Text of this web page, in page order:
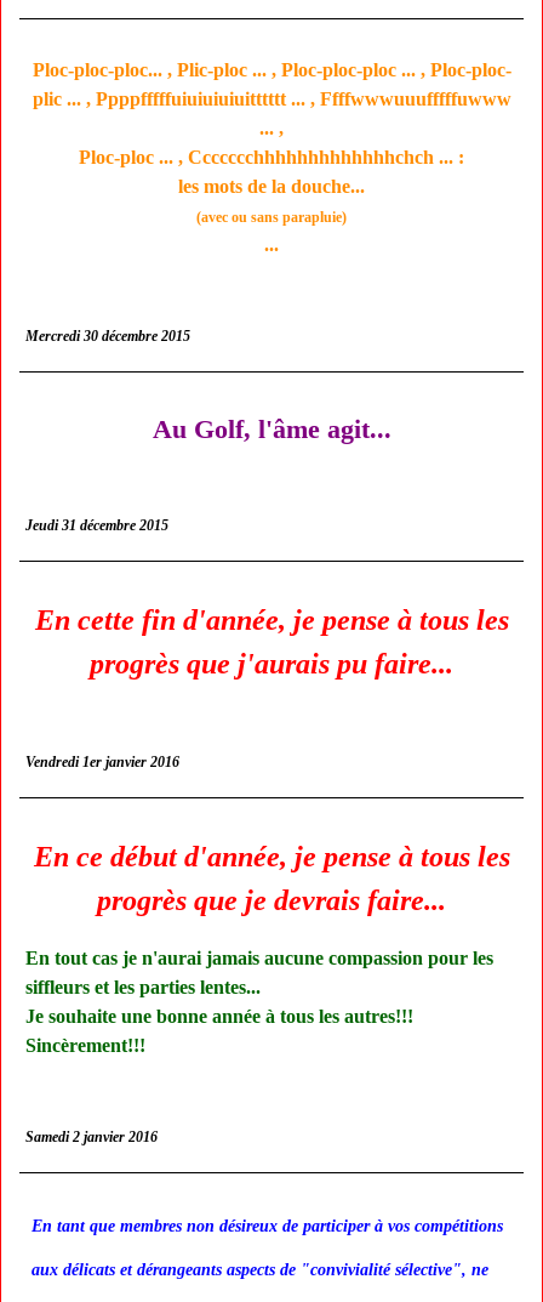
Ploc-ploc-ploc... , Plic-ploc ... , Ploc-ploc-ploc ... , Ploc-ploc-
plic ... , Ppppfffffuiuiuiuiuitttttt ... , Ffffwwwuuufffffuwww
... ,
Ploc-ploc ... , Ccccccchhhhhhhhhhhhhchch ... :
les mots de la douche...
(avec ou sans parapluie)
...
Mercredi 30 décembre 2015
Au Golf, l'âme agit...
Jeudi 31 décembre 2015
En cette fin d'année, je pense à tous les
progrès que j'aurais pu faire...
Vendredi 1er janvier 2016
En ce début d'année, je pense à tous les
progrès que je devrais faire...
En tout cas je n'aurai jamais aucune compassion pour les
siffleurs et les parties lentes...
Je souhaite une bonne année à tous les autres!!!
Sincèrement!!!
Samedi 2 janvier 2016
En tant que membres non désireux de participer à vos compétitions
aux délicats et dérangeants aspects de "convivialité sélective", ne